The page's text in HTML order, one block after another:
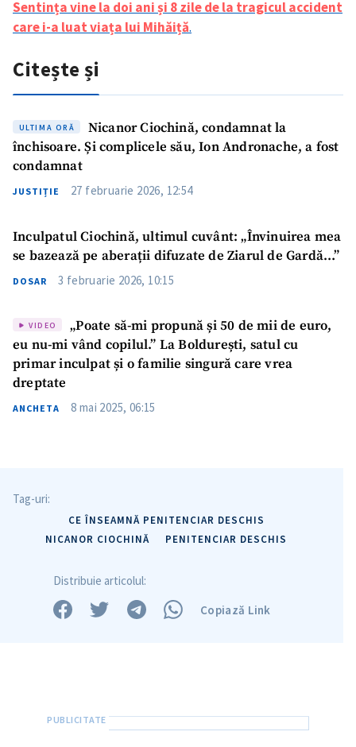
SUSȚINE
Sentința vine la doi ani și 8 zile de la tragicul accident
care i-a luat viața lui Mihăiță.
Citește și
ULTIMA ORĂ
Nicanor Ciochină, condamnat la
închisoare. Și complicele său, Ion Andronache, a fost
condamnat
JUSTIȚIE 27 februarie 2026, 12:54
Inculpatul Ciochină, ultimul cuvânt: „Învinuirea mea
se bazează pe aberații difuzate de Ziarul de Gardă…”
DOSAR 3 februarie 2026, 10:15
VIDEO
„Poate să-mi propună și 50 de mii de euro,
eu nu-mi vând copilul.” La Boldurești, satul cu
primar inculpat și o familie singură care vrea
dreptate
ANCHETA 8 mai 2025, 06:15
Tag-uri:
CE ÎNSEAMNĂ PENITENCIAR DESCHIS
NICANOR CIOCHINĂ
PENITENCIAR DESCHIS
Distribuie articolul:
Copiază Link